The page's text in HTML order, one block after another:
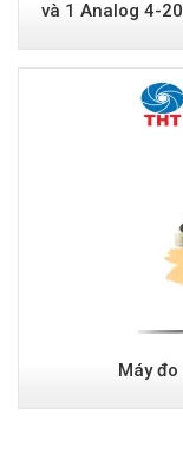
và 1 Analog 4-
Máy